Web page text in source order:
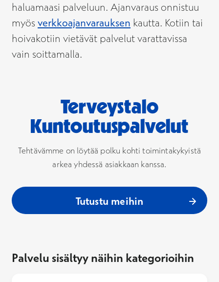
haluamaasi palveluun. Ajanvaraus onnistuu
myösverkkoajanvarauksen kautta. Kotiin tai
hoivakotiin vietävät palvelut varattavissa
vain soittamalla.
Terveystalo
Kuntoutuspalvelut
Tehtävämme on löytää polku kohti toimintakykyistä
arkea yhdessä asiakkaan kanssa.
Tutustu meihin
Palvelu sisältyy näihin kategorioihin